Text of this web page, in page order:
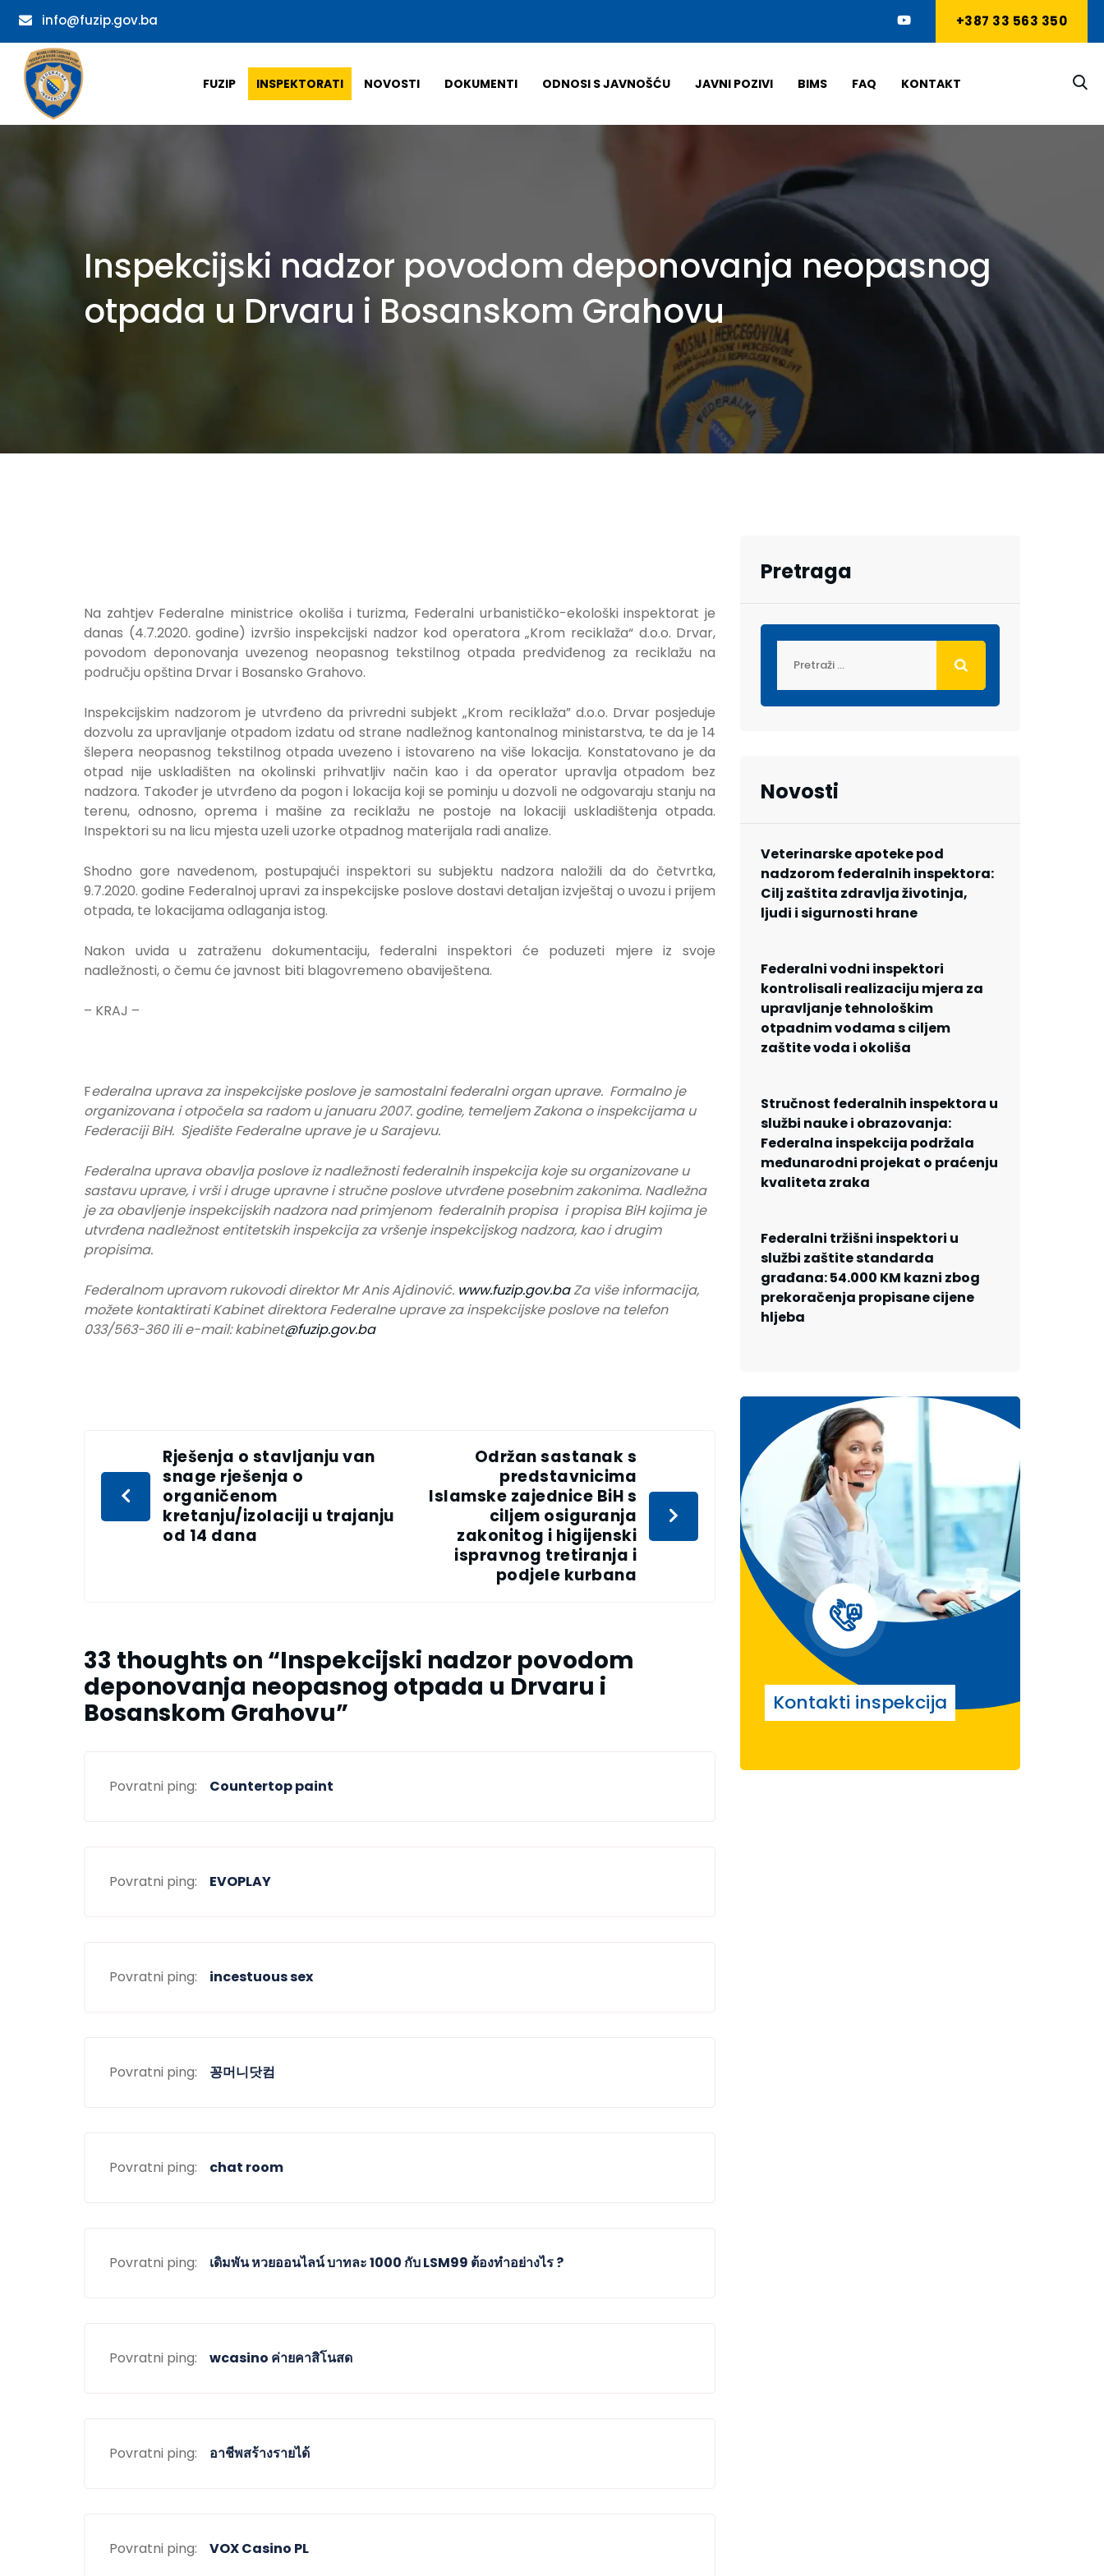
info@fuzip.gov.ba +387 33 563 350
FUZIP INSPEKTORATI NOVOSTI DOKUMENTI ODNOSI S JAVNOŠĆU JAVNI POZIVI BIMS FAQ KONTAKT
Inspekcijski nadzor povodom deponovanja neopasnog
otpada u Drvaru i Bosanskom Grahovu
Na zahtjev Federalne ministrice okoliša i turizma, Federalni urbanističko-ekološki inspektorat je
danas (4.7.2020. godine) izvršio inspekcijski nadzor kod operatora „Krom reciklaža“ d.o.o. Drvar,
povodom deponovanja uvezenog neopasnog tekstilnog otpada predviđenog za reciklažu na
području opština Drvar i Bosansko Grahovo.
Inspekcijskim nadzorom je utvrđeno da privredni subjekt „Krom reciklaža” d.o.o. Drvar posjeduje
dozvolu za upravljanje otpadom izdatu od strane nadležnog kantonalnog ministarstva, te da je 14
šlepera neopasnog tekstilnog otpada uvezeno i istovareno na više lokacija. Konstatovano je da
otpad nije uskladišten na okolinski prihvatljiv način kao i da operator upravlja otpadom bez
nadzora. Također je utvrđeno da pogon i lokacija koji se pominju u dozvoli ne odgovaraju stanju na
terenu, odnosno, oprema i mašine za reciklažu ne postoje na lokaciji uskladištenja otpada.
Inspektori su na licu mjesta uzeli uzorke otpadnog materijala radi analize.
Shodno gore navedenom, postupajući inspektori su subjektu nadzora naložili da do četvrtka,
9.7.2020. godine Federalnoj upravi za inspekcijske poslove dostavi detaljan izvještaj o uvozu i prijem
otpada, te lokacijama odlaganja istog.
Nakon uvida u zatraženu dokumentaciju, federalni inspektori će poduzeti mjere iz svoje
nadležnosti, o čemu će javnost biti blagovremeno obaviještena.
– KRAJ –
Federalna uprava za inspekcijske poslove je samostalni federalni organ uprave. Formalno je
organizovana i otpočela sa radom u januaru 2007. godine, temeljem Zakona o inspekcijama u
Federaciji BiH. Sjedište Federalne uprave je u Sarajevu.
Federalna uprava obavlja poslove iz nadležnosti federalnih inspekcija koje su organizovane u
sastavu uprave, i vrši i druge upravne i stručne poslove utvrđene posebnim zakonima. Nadležna
je za obavljenje inspekcijskih nadzora nad primjenom federalnih propisa i propisa BiH kojima je
utvrđena nadležnost entitetskih inspekcija za vršenje inspekcijskog nadzora, kao i drugim
propisima.
Federalnom upravom rukovodi direktor Mr Anis Ajdinović. www.fuzip.gov.ba Za više informacija,
možete kontaktirati Kabinet direktora Federalne uprave za inspekcijske poslove na telefon
033/563-360 ili e-mail: kabinet@fuzip.gov.ba
Rješenja o stavljanju van
snage rješenja o
organičenom
kretanju/izolaciji u trajanju
od 14 dana
Održan sastanak s
predstavnicima
Islamske zajednice BiH s
ciljem osiguranja
zakonitog i higijenski
ispravnog tretiranja i
podjele kurbana
33 thoughts on “Inspekcijski nadzor povodom
deponovanja neopasnog otpada u Drvaru i
Bosanskom Grahovu”
Povratni ping: Countertop paint
Povratni ping: EVOPLAY
Povratni ping: incestuous sex
Povratni ping: 꽁머니닷컴
Povratni ping: chat room
Povratni ping: เดิมพัน หวยออนไลน์ บาทละ 1000 กับ LSM99 ต้องทำอย่างไร ?
Povratni ping: wcasino ค่ายคาสิโนสด
Povratni ping: อาชีพสร้างรายได้
Povratni ping: VOX Casino PL
Pretraga
Novosti
Veterinarske apoteke pod
nadzorom federalnih inspektora:
Cilj zaštita zdravlja životinja,
ljudi i sigurnosti hrane
Federalni vodni inspektori
kontrolisali realizaciju mjera za
upravljanje tehnološkim
otpadnim vodama s ciljem
zaštite voda i okoliša
Stručnost federalnih inspektora u
službi nauke i obrazovanja:
Federalna inspekcija podržala
međunarodni projekat o praćenju
kvaliteta zraka
Federalni tržišni inspektori u
službi zaštite standarda
građana: 54.000 KM kazni zbog
prekoračenja propisane cijene
hljeba
Kontakti inspekcija